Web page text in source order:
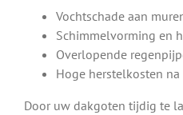
Vochtschade aan
Schimmelvorming en
Overlopende
Hoge herstelkosten
Door uw dakgoten tijdig te